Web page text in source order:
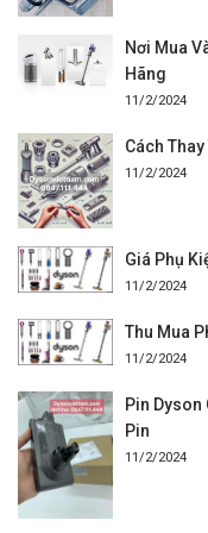
Nơi Mua
Hãng
11/2/2024
Cách
11/2/2024
Giá Phụ
11/2/2024
Thu Mua
11/2/2024
Pin Dyson
Pin
11/2/2024